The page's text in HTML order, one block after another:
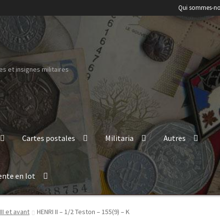
Qui sommes-
et insignes militaires
Cartes postales Militaria Autres
en lot
et avant HENRI II – 1/2 Teston – 155(9) – K